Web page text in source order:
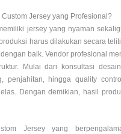
Jersey yang Profesional?
jersey yang nyaman
harus dilakukan secara
baik. Vendor profesional
Mulai dari konsultasi
penjahitan, hingga quality
Dengan demikian, hasil
Jersey yang